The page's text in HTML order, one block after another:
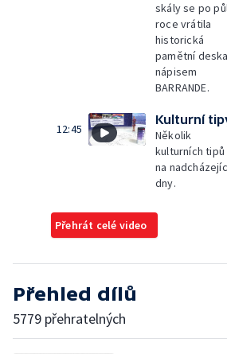
skály se po
roce vrátila
historická
pamětní
nápisem
BARRANDE.
12:45
Kulturní
Několik
kulturních tipů
na
dny.
Přehrát celé video
Přehled dílů
5779 přehratelných